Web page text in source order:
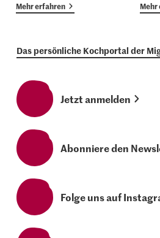
Mehr erfahren Mehr
Das persönliche Kochportal der
Jetzt anmelden
Abonniere den
Folge uns auf